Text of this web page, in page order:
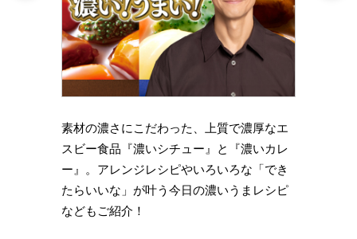
素材の濃さにこだわった、上質で濃厚なエ
スビー食品『濃いシチュー』と『濃いカレ
ー』。アレンジレシピやいろいろな「でき
たらいいな」が叶う今日の濃いうまレシピ
などもご紹介！